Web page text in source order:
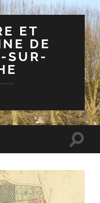
ET
DE
SUR-
Toggle